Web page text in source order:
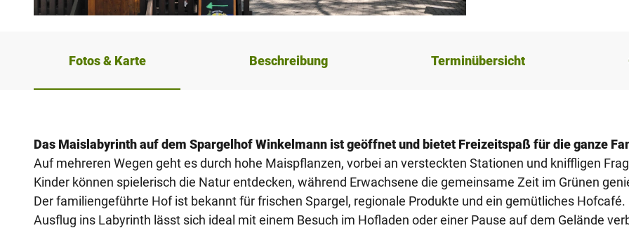
Fotos & Karte Beschreibung Terminübersicht
Das Maislabyrinth auf dem Spargelhof Winkelmann ist geöffnet und bietet Freizeitspaß für die ganze
Auf mehreren Wegen geht es durch hohe Maispflanzen, vorbei an versteckten Stationen und kniffligen
Kinder können spielerisch die Natur entdecken, während Erwachsene die gemeinsame Zeit im Grünen
Der familiengeführte Hof ist bekannt für frischen Spargel, regionale Produkte und ein gemütliches Hofcafé.
Ausflug ins Labyrinth lässt sich ideal mit einem Besuch im Hofladen oder einer Pause auf dem Gelände